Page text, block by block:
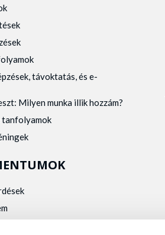
távoktatás, és e-
Milyen munka illik hozzám?
tanfolyamok